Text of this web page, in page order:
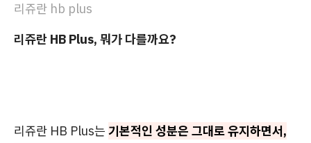
리쥬란 hb plus
리쥬란 HB Plus, 뭐가 다를까요?
리쥬란 HB Plus는 기본적인 성분은 그대로 유지하면서,